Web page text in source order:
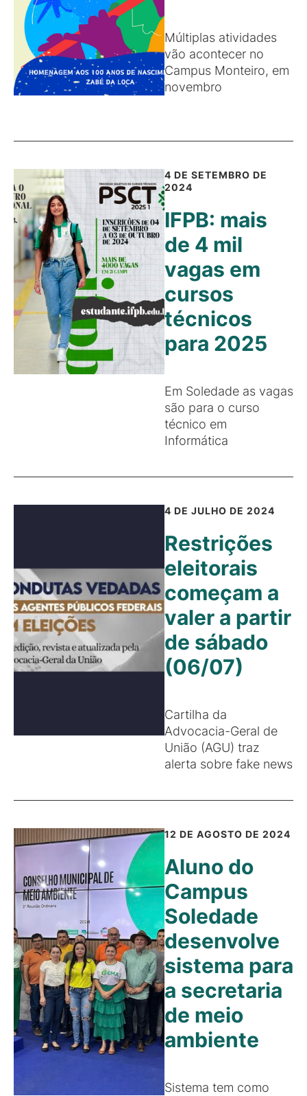
Múltiplas atividades
vão acontecer no
Campus Monteiro, em
novembro
4 DE SETEMBRO DE
2024
IFPB: mais
de 4 mil
vagas em
cursos
técnicos
para 2025
Em Soledade as vagas
são para o curso
técnico em
Informática
4 DE JULHO DE 2024
Restrições
eleitorais
começam a
valer a partir
de sábado
(06/07)
Cartilha da
Advocacia-Geral de
União (AGU) traz
alerta sobre fake news
12 DE AGOSTO DE 2024
Aluno do
Campus
Soledade
desenvolve
sistema para
a secretaria
de meio
ambiente
Sistema tem como